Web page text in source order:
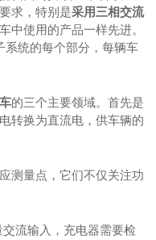
求，特别是采用三相交流
中使用的产品一样先进。
系统的每个部分，每辆车
的三个主要领域。首先是
转换为直流电，供车辆的
测量点，它们不仅关注功
交流输入，充电器需要检